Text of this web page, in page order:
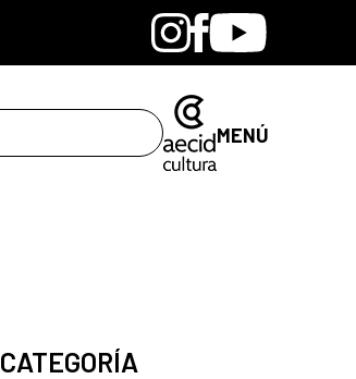
BandcampInstagram
Facebook
Youtube
MENÚ
CATEGORÍA